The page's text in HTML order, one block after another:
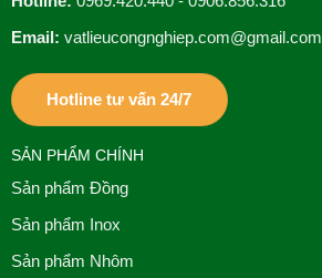
Email: vatlieucongnghiep.com@gmail.com
Hotline tư vấn 24/7
SẢN PHẨM CHÍNH
Sản phẩm Đồng
Sản phẩm Inox
Sản phẩm Nhôm